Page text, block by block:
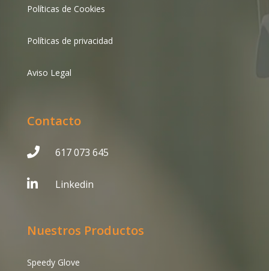
Políticas de Cookies
Políticas de privacidad
Aviso Legal
Contacto
 617 073 645
 Linkedin
Nuestros Productos
Speedy Glove